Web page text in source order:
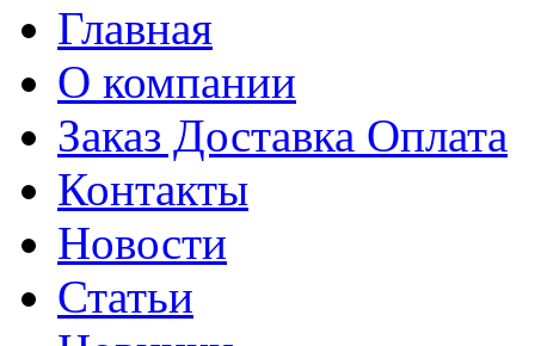
Главная
О компании
Заказ Доставка Оплата
Контакты
Новости
Статьи